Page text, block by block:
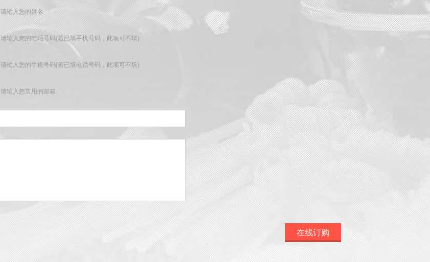
请输入您的姓名
请输入您的电话号码(若已填手机号码，此项可不填)
请输入您的手机号码(若已填电话号码，此项可不填)
请输入您常用的邮箱